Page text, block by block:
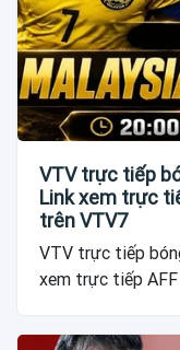
VTV trực tiếp
Link xem trực
trên VTV7
VTV trực tiếp
xem trực tiếp AFF